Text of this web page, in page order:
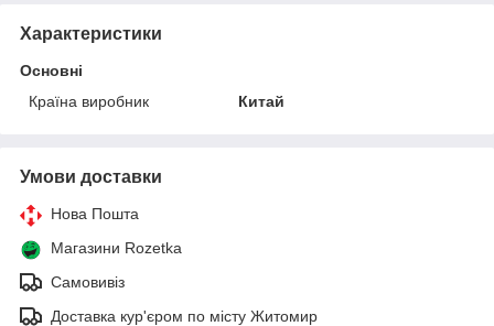
Характеристики
Основні
Країна виробник
Китай
Умови доставки
Нова Пошта
Магазини Rozetka
Самовивіз
Доставка кур'єром по місту Житомир